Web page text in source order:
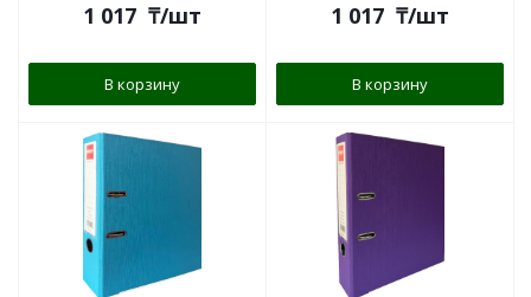
1 017 ₸/шт
В корзину
1 017 ₸/шт
В корзину